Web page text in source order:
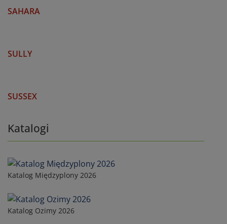
Katalogi
Katalog Międzyplony 2026
Katalog Ozimy 2026
SAHARA
SULLY
SUSSEX